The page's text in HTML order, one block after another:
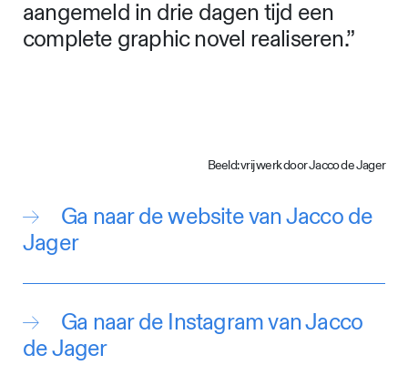
aangemeld in drie dagen tijd een
complete graphic novel realiseren.”
Beeld: vrij werk door Jacco de Jager
Ga naar de website van Jacco de
Jager
Ga naar de Instagram van Jacco
de Jager